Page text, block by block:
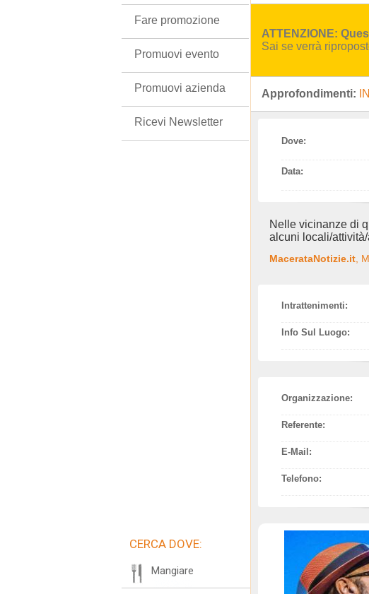
ATTENZIONE:
Sai se verrà
Approfondimenti:
Dove:
Data:
Nelle vicinanze di
alcuni locali/
MacerataNotizie.it ,
Intrattenimenti:
Info Sul Luogo:
Organizzazione:
Referente:
E-Mail:
Telefono:
Fare promozione
Promuovi evento
Promuovi azienda
Ricevi Newsletter
CERCA DOVE:
Mangiare